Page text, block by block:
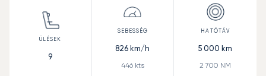
9
826 km/h
446kts
5 000 km
2 700 NM